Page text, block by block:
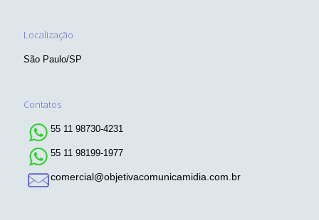
Localização
São Paulo/SP
Contatos
55 11 98730-4231
55 11 98199-1977
comercial@objetivacomunicamidia.com.br